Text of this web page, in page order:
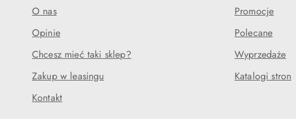
O nas
Opinie
Chcesz mieć taki sklep?
Zakup w leasingu
Kontakt
Promocje
Polecane
Wyprzedaże
Katalogi stron